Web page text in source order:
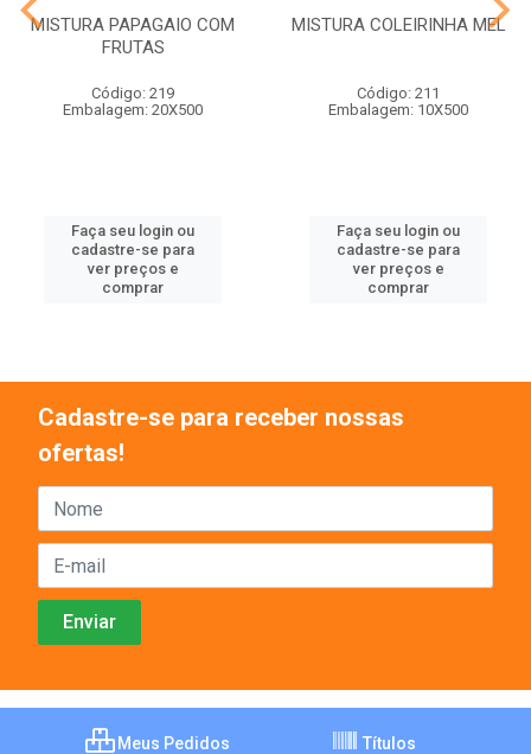
MISTURA PAPAGAIO COM
FRUTAS
Código: 219
Embalagem: 20X500
Faça seu login ou
cadastre-se para
ver preços e
comprar
MISTURA COLEIRINHA MEL
Código: 211
Embalagem: 10X500
Faça seu login ou
cadastre-se para
ver preços e
comprar
Cadastre-se para receber nossas
ofertas!
Meus Pedidos Títulos